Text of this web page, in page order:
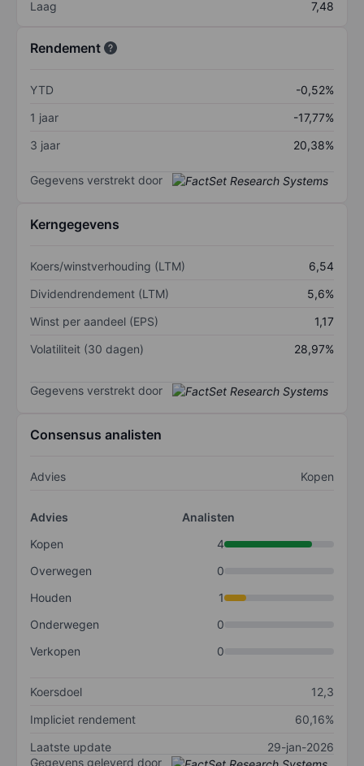
Laag
7,48
Rendement
YTD
-0,52%
1 jaar
-17,77%
3 jaar
20,38%
Gegevens verstrekt door
Kerngegevens
Koers/winstverhouding (LTM)
6,54
Dividendrendement (LTM)
5,6%
Winst per aandeel (EPS)
1,17
Volatiliteit (30 dagen)
28,97%
Gegevens verstrekt door
Consensus analisten
Advies Kopen
Advies
Analisten
Kopen
4
Overwegen
0
Houden
1
Onderwegen
0
Verkopen
0
Koersdoel
12,3
Impliciet rendement
60,16%
Laatste update
29-jan-2026
Gegevens geleverd door